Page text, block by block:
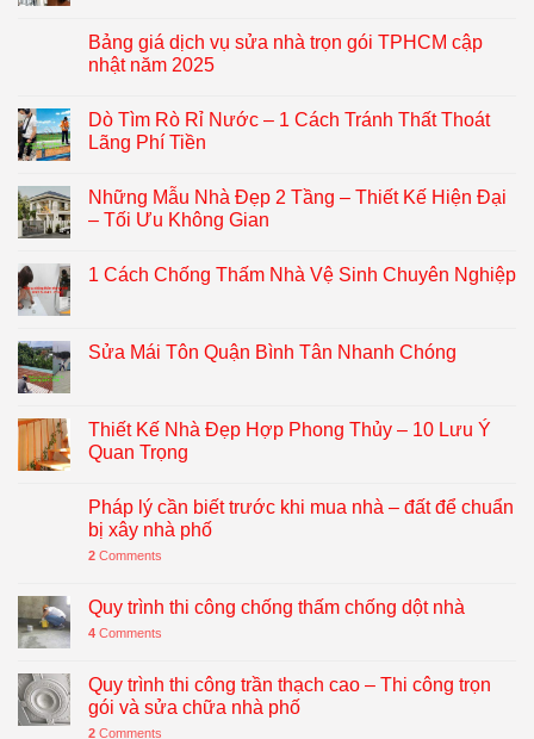
Bảng giá dịch vụ sửa nhà trọn gói TPHCM cập
nhật năm 2025
Dò Tìm Rò Rỉ Nước – 1 Cách Tránh Thất Thoát
Lãng Phí Tiền
Những Mẫu Nhà Đẹp 2 Tầng – Thiết Kế Hiện Đại
– Tối Ưu Không Gian
1 Cách Chống Thấm Nhà Vệ Sinh Chuyên Nghiệp
Sửa Mái Tôn Quận Bình Tân Nhanh Chóng
Thiết Kế Nhà Đẹp Hợp Phong Thủy – 10 Lưu Ý
Quan Trọng
Pháp lý cần biết trước khi mua nhà – đất để chuẩn
bị xây nhà phố
2 Comments
Quy trình thi công chống thấm chống dột nhà
4 Comments
Quy trình thi công trần thạch cao – Thi công trọn
gói và sửa chữa nhà phố
2 Comments